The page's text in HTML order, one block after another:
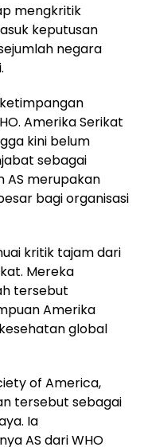
mengkritik
keputusan
negara
Amerika Serikat
kini belum
sebagai
AS merupakan
bagi organisasi
kritik tajam dari
Mereka
tersebut
Amerika
global
of America,
tersebut sebagai
Ia
AS dari WHO